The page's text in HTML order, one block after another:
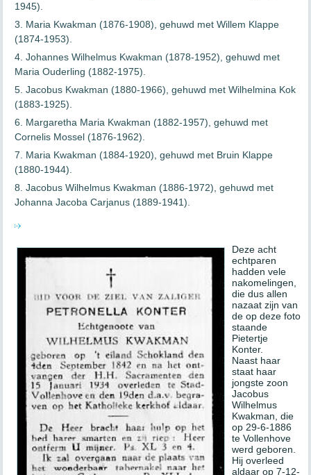
1945).
Maria Kwakman (1876-1908), gehuwd met Willem Klappe
(1874-1953).
Johannes Wilhelmus Kwakman (1878-1952), gehuwd met
Maria Ouderling (1882-1975).
Jacobus Kwakman (1880-1966), gehuwd met Wilhelmina Kok
(1883-1925).
Margaretha Maria Kwakman (1882-1957), gehuwd met
Cornelis Mossel (1876-1962).
Maria Kwakman (1884-1920), gehuwd met Bruin Klappe
(1880-1944).
Jacobus Wilhelmus Kwakman (1886-1972), gehuwd met
Johanna Jacoba Carjanus (1889-1941).
Deze acht
echtparen
hadden vele
nakomelingen,
die dus allen
nazaat zijn van
de op deze foto
staande
Pietertje
Konter.
Naast haar
staat haar
jongste zoon
Jacobus
Wilhelmus
Kwakman, die
op 29-6-1886
te Vollenhove
werd geboren.
Hij overleed
aldaar op 7-12-